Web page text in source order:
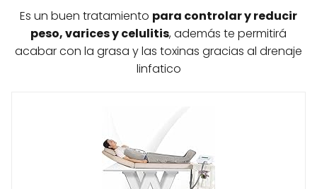
Es un buen tratamiento para controlar y reducir
peso, varices y celulitis, además te permitirá
acabar con la grasa y las toxinas gracias al drenaje
linfatico